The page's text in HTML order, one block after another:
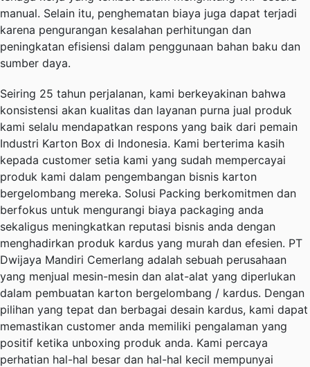
manual. Selain itu, penghematan biaya juga dapat terjadi
karena pengurangan kesalahan perhitungan dan
peningkatan efisiensi dalam penggunaan bahan baku dan
sumber daya.
Seiring 25 tahun perjalanan, kami berkeyakinan bahwa
konsistensi akan kualitas dan layanan purna jual produk
kami selalu mendapatkan respons yang baik dari pemain
Industri Karton Box di Indonesia. Kami berterima kasih
kepada customer setia kami yang sudah mempercayai
produk kami dalam pengembangan bisnis karton
bergelombang mereka. Solusi Packing berkomitmen dan
berfokus untuk mengurangi biaya packaging anda
sekaligus meningkatkan reputasi bisnis anda dengan
menghadirkan produk kardus yang murah dan efesien. PT
Dwijaya Mandiri Cemerlang adalah sebuah perusahaan
yang menjual mesin-mesin dan alat-alat yang diperlukan
dalam pembuatan karton bergelombang / kardus. Dengan
pilihan yang tepat dan berbagai desain kardus, kami dapat
memastikan customer anda memiliki pengalaman yang
positif ketika unboxing produk anda. Kami percaya
perhatian hal-hal besar dan hal-hal kecil mempunyai